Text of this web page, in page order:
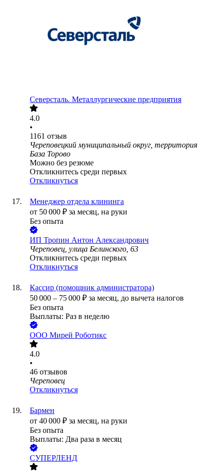
Северсталь. Металлургические предприятия
4.0
•
1161 отзыв
Череповецкий муниципальный округ, территория
База Торово
Можно без резюме
Откликнитесь среди первых
Откликнуться
Менеджер отдела клининга
от 50 000 ₽ за месяц, на руки
Без опыта
ИП Тропин Антон Александрович
Череповец, улица Белинского, 63
Откликнитесь среди первых
Откликнуться
Кассир (помощник администратора)
50 000 – 75 000 ₽ за месяц, до вычета налогов
Без опыта
Выплаты: Раз в неделю
ООО Мирей Роботикс
4.0
•
46 отзывов
Череповец
Откликнуться
Бармен
от 40 000 ₽ за месяц, на руки
Без опыта
Выплаты: Два раза в месяц
СУПЕРЛЕНД